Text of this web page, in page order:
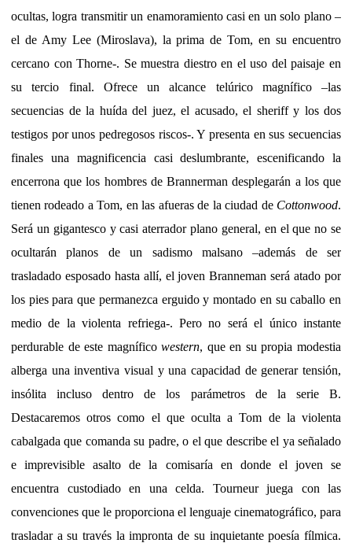
ocultas, logra transmitir un enamoramiento casi en un solo plano –
el de Amy Lee (Miroslava), la prima de Tom, en su encuentro
cercano con Thorne-. Se muestra diestro en el uso del paisaje en
su tercio final. Ofrece un alcance telúrico magnífico –las
secuencias de la huída del juez, el acusado, el sheriff y los dos
testigos por unos pedregosos riscos-. Y presenta en sus secuencias
finales una magnificencia casi deslumbrante, escenificando la
encerrona que los hombres de Brannerman desplegarán a los que
tienen rodeado a Tom, en las afueras de la ciudad de Cottonwood.
Será un gigantesco y casi aterrador plano general, en el que no se
ocultarán planos de un sadismo malsano –además de ser
trasladado esposado hasta allí, el joven Branneman será atado por
los pies para que permanezca erguido y montado en su caballo en
medio de la violenta refriega-. Pero no será el único instante
perdurable de este magníficowestern, que en su propia modestia
alberga una inventiva visual y una capacidad de generar tensión,
insólita incluso dentro de los parámetros de la serie B.
Destacaremos otros como el que oculta a Tom de la violenta
cabalgada que comanda su padre, o el que describe el ya señalado
e imprevisible asalto de la comisaría en donde el joven se
encuentra custodiado en una celda. Tourneur juega con las
convenciones que le proporciona el lenguaje cinematográfico, para
trasladar a su través la impronta de su inquietante poesía fílmica.